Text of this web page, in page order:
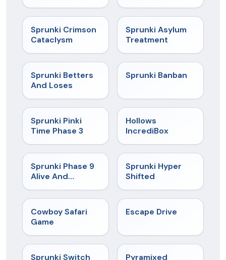
★ 4.7
Sprunki Crimson
Cataclysm
★ 4.5
Sprunki Asylum
Treatment
★ 4.6
Sprunki Betters
And Loses
★ 4.7
Sprunki Banban
★
Sprunki Pinki
Time Phase 3
Hollows
IncrediBox
★ 4.4
Sprunki Phase 9
Alive And
★
Sprunki Hyper
Shifted
★
Cowboy Safari
Game
★
Escape Drive
★ 4.7
Sprunki Switch
Pyramixed